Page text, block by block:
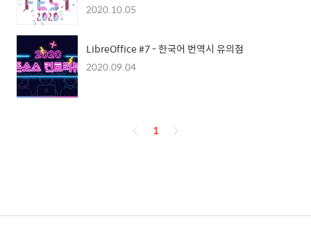
2020.10.05
LibreOffice #7 - 한국어 번역시 유의점
2020.09.04
페
1